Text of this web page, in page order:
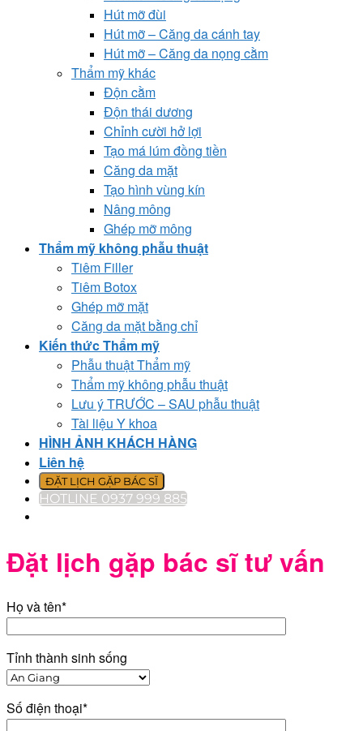
Hút mỡ đùi
Hút mỡ – Căng da cánh tay
Hút mỡ – Căng da nọng cằm
Thẩm mỹ khác
Độn cằm
Độn thái dương
Chỉnh cười hở lợi
Tạo má lúm đồng tiền
Căng da mặt
Tạo hình vùng kín
Nâng mông
Ghép mỡ mông
Thẩm mỹ không phẫu thuật
Tiêm Filler
Tiêm Botox
Ghép mỡ mặt
Căng da mặt bằng chỉ
Kiến thức Thẩm mỹ
Phẫu thuật Thẩm mỹ
Thẩm mỹ không phẫu thuật
Lưu ý TRƯỚC – SAU phẫu thuật
Tài liệu Y khoa
HÌNH ẢNH KHÁCH HÀNG
Liên hệ
ĐẶT LỊCH GẶP BÁC SĨ
HOTLINE 0937 999 885
Đặt lịch gặp bác sĩ tư vấn
Họ và tên*
Tỉnh thành sinh sống
Số điện thoại*